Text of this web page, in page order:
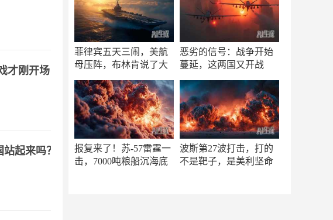
菲律宾五天三闹，美航
母压阵，布林肯说了大
恶劣的信号：战争开始
蔓延，这两国又开战
报复来了！苏-57雷霆一
击，7000吨粮船沉海底
波斯第27波打击，打的
不是靶子，是美利坚命
才刚开场
起来吗？